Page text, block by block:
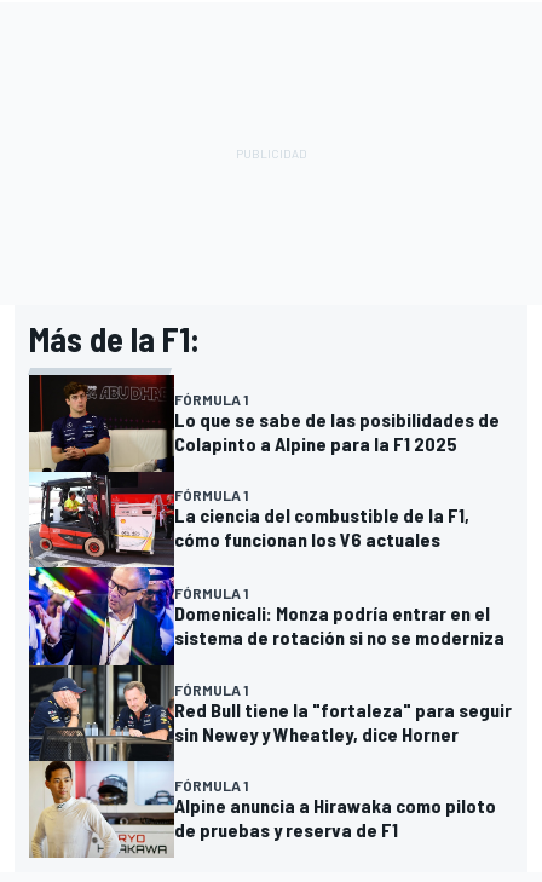
Más de la F1:
FÓRMULA 1
Lo que se sabe de las posibilidades de
Colapinto a Alpine para la F1 2025
FÓRMULA 1
La ciencia del combustible de la F1,
cómo funcionan los V6 actuales
FÓRMULA 1
Domenicali: Monza podría entrar en el
sistema de rotación si no se moderniza
FÓRMULA 1
Red Bull tiene la "fortaleza" para seguir
sin Newey y Wheatley, dice Horner
FÓRMULA 1
Alpine anuncia a Hirawaka como piloto
de pruebas y reserva de F1